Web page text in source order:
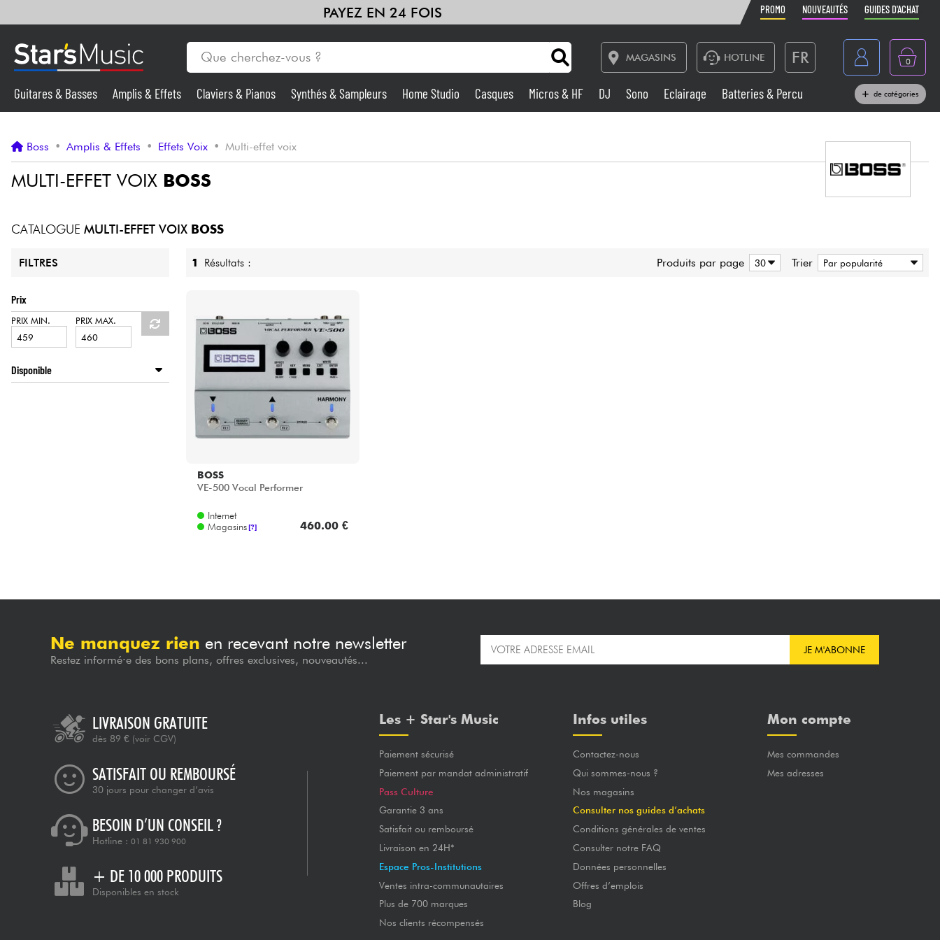
PAYEZ EN 24 FOIS PROMO NOUVEAUTÉS GUIDES D'ACHAT
MAGASINS HOTLINE FR
Belgique
België
0
Synthés & Sampleurs Home Studio Casques
HiFi
Guitares & Basses Amplis & Effets Claviers & Pianos Synthés & Sampleurs Home Studio Casques Micros & HF DJ Sono Eclairage
Batteries & Percu
de catégories
Boss • Amplis & Effets • Effets Voix • Multi-effet voix
MULTI-EFFET VOIX BOSS
CATALOGUE MULTI-EFFET VOIX BOSS
FILTRES
Prix
PRIX MIN. PRIX MAX.
Disponible
1 Résultats : Produits par page Trier
BOSS
VE-500 Vocal Performer
Internet
Magasins[?] 460.00 €
Ne manquez rien en recevant notre newsletter
Restez informé·e des bons plans, offres exclusives, nouveautés...
JE M'ABONNE
LIVRAISON GRATUITE
dès 89 € (voir CGV)
SATISFAIT OU REMBOURSÉ
30 jours pour changer d’avis
BESOIN D’UN CONSEIL ?
Hotline : 01 81 930 900
+ DE 10 000 PRODUITS
Disponibles en stock
Les + Star's Music
Paiement sécurisé
Paiement par mandat administratif
Pass Culture
Garantie 3 ans
Satisfait ou remboursé
Livraison en 24H*
Espace Pros-Institutions
Ventes intra-communautaires
Plus de 700 marques
Nos clients récompensés
Infos utiles
Contactez-nous
Qui sommes-nous ?
Nos magasins
Consulter nos guides d’achats
Conditions générales de ventes
Consulter notre FAQ
Données personnelles
Offres d’emplois
Blog
Mon compte
Mes commandes
Mes adresses